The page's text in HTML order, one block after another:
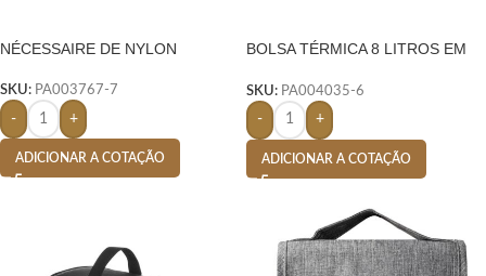
NÉCESSAIRE DE NYLON
SKU: PA003767-7
- +
ADICIONAR A COTAÇÃO
BOLSA TÉRMICA 8 LITROS EM
SKU: PA004035-6
- +
ADICIONAR A COTAÇÃO